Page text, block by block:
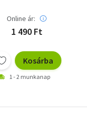
Online ár:
1 490 Ft
Kosárba
1 - 2 munkanap